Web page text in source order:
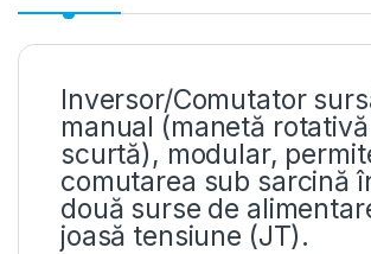
Inversor/Comutator
manual (manetă rotativă
scurtă), modular,
comutarea sub sarcină
două surse de
joasă tensiune (JT).